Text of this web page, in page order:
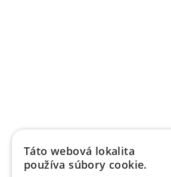
Táto webová lokalita
používa súbory cookie.